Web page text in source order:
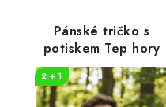
Pánské tričko s
potiskem Tep hory
2 + 1